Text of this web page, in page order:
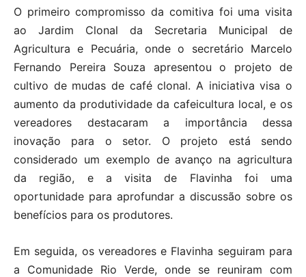
O primeiro compromisso da comitiva foi uma visita
ao Jardim Clonal da Secretaria Municipal de
Agricultura e Pecuária, onde o secretário Marcelo
Fernando Pereira Souza apresentou o projeto de
cultivo de mudas de café clonal. A iniciativa visa o
aumento da produtividade da cafeicultura local, e os
vereadores destacaram a importância dessa
inovação para o setor. O projeto está sendo
considerado um exemplo de avanço na agricultura
da região, e a visita de Flavinha foi uma
oportunidade para aprofundar a discussão sobre os
benefícios para os produtores.
Em seguida, os vereadores e Flavinha seguiram para
a Comunidade Rio Verde, onde se reuniram com